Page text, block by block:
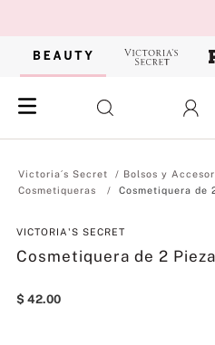
Bolsos y
Cosmetiqueras
Cosmetiquera de
VICTORIA'S SECRET
Cosmetiquera de 2
$ 42.00